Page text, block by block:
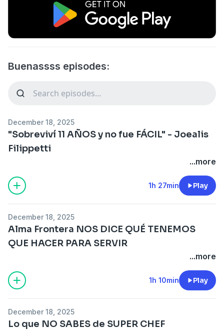
Buenassss episodes:
December 18, 2025
"Sobreviví 11 AÑOS y no fue FÁCIL" - Joealis
Filippetti
...more
1h 27min Play
December 18, 2025
Alma Frontera NOS DICE QUÉ TENEMOS
QUE HACER PARA SERVIR
...more
1h 10min Play
December 18, 2025
Lo que NO SABES de SUPER CHEF